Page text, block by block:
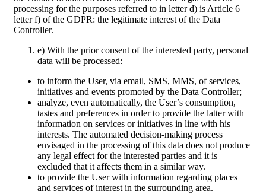
processing for the purposes referred to in letter d) is Article 6
letter f) of the GDPR: the legitimate interest of the Data
Controller.
e) With the prior consent of the interested party, personal
data will be processed:
to inform the User, via email, SMS, MMS, of services,
initiatives and events promoted by the Data Controller;
analyze, even automatically, the User’s consumption,
tastes and preferences in order to provide the latter with
information on services or initiatives in line with his
interests. The automated decision-making process
envisaged in the processing of this data does not produce
any legal effect for the interested parties and it is
excluded that it affects them in a similar way.
to provide the User with information regarding places
and services of interest in the surrounding area.